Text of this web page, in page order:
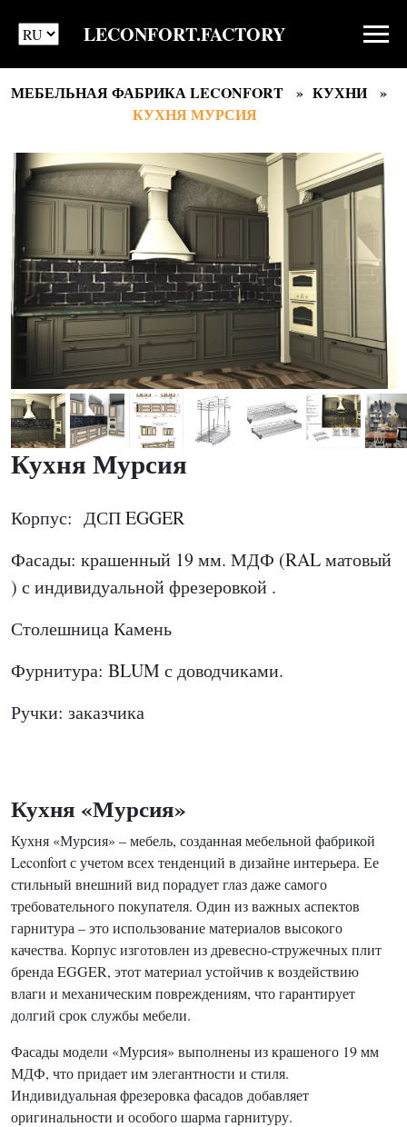
LECONFORT.FACTORY
МЕБЕЛЬНАЯ ФАБРИКА LECONFORT
КУХНИ
КУХНЯ МУРСИЯ
Кухня Мурсия
Корпус: ДСП EGGER
Фасады: крашенный 19 мм. МДФ (RAL матовый
) с индивидуальной фрезеровкой .
Столешница Камень
Фурнитура: BLUM с доводчиками.
Ручки: заказчика
Кухня «Мурсия»
Кухня «Мурсия» – мебель, созданная мебельной фабрикой
Leconfort с учетом всех тенденций в дизайне интерьера. Ее
стильный внешний вид порадует глаз даже самого
требовательного покупателя. Один из важных аспектов
гарнитура – это использование материалов высокого
качества. Корпус изготовлен из древесно-стружечных плит
бренда EGGER, этот материал устойчив к воздействию
влаги и механическим повреждениям, что гарантирует
долгий срок службы мебели.
Фасады модели «Мурсия» выполнены из крашеного 19 мм
МДФ, что придает им элегантности и стиля.
Индивидуальная фрезеровка фасадов добавляет
оригинальности и особого шарма гарнитуру.